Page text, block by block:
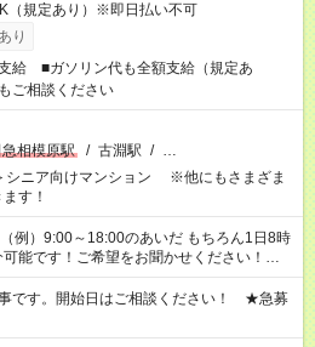
規定あり）※即日払い不可
り
給 ■ガソリン代も全額支給（規定あ
ご相談ください
相模原駅 / 古淵駅 / …
シニア向けマンション ※他にもさまざま
す！
例）9:00～18:00のあいだ もちろん1日8時
能です！ご希望をお聞かせください！★家
要な場合も遠慮なくご相談ください。 ※
勤務が必要です
です。開始日はご相談ください！ ★急募